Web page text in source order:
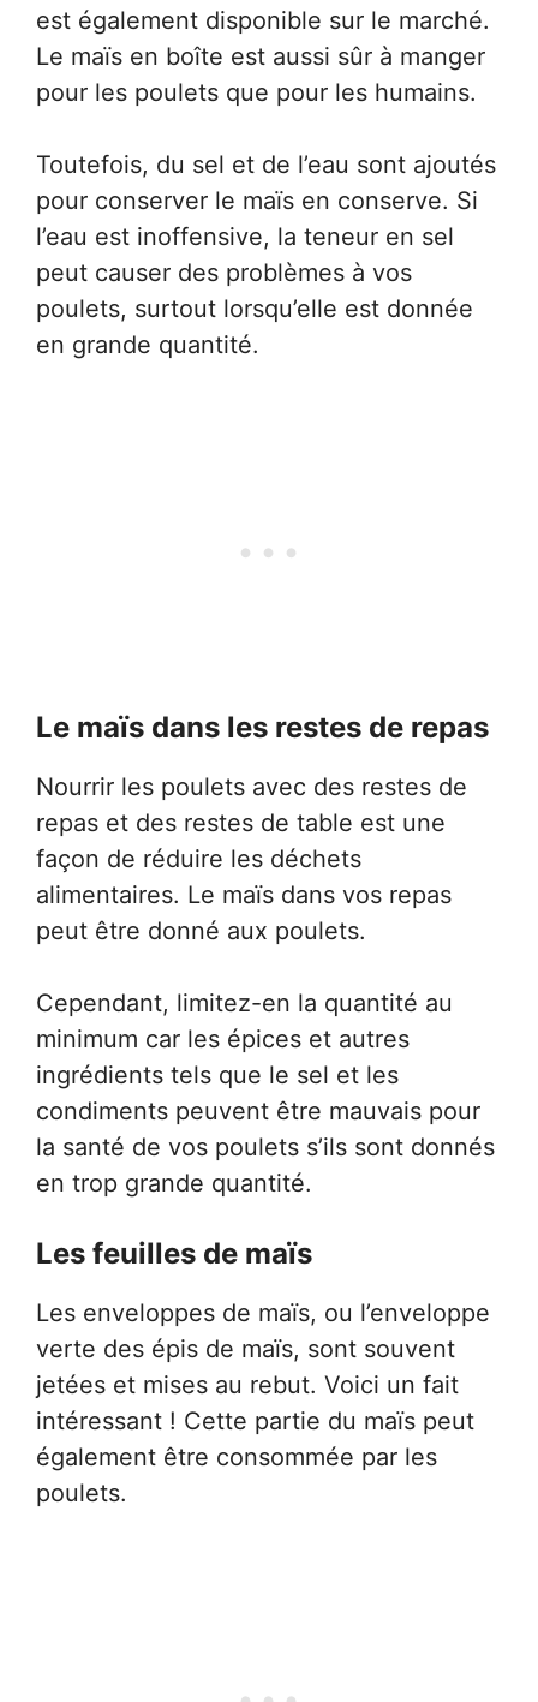
est également disponible sur le marché.
Le maïs en boîte est aussi sûr à manger
pour les poulets que pour les humains.
Toutefois, du sel et de l’eau sont ajoutés
pour conserver le maïs en conserve. Si
l’eau est inoffensive, la teneur en sel
peut causer des problèmes à vos
poulets, surtout lorsqu’elle est donnée
en grande quantité.
Le maïs dans les restes de repas
Nourrir les poulets avec des restes de
repas et des restes de table est une
façon de réduire les déchets
alimentaires. Le maïs dans vos repas
peut être donné aux poulets.
Cependant, limitez-en la quantité au
minimum car les épices et autres
ingrédients tels que le sel et les
condiments peuvent être mauvais pour
la santé de vos poulets s’ils sont donnés
en trop grande quantité.
Les feuilles de maïs
Les enveloppes de maïs, ou l’enveloppe
verte des épis de maïs, sont souvent
jetées et mises au rebut. Voici un fait
intéressant ! Cette partie du maïs peut
également être consommée par les
poulets.